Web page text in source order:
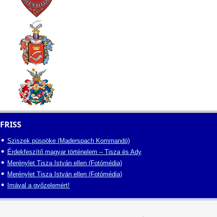
FRISS
Sziszek püspöke (Maderspach Kommandó)
Érdekfeszítő magyar történelem – Tisza és Ady
Merénylet Tisza István ellen (Fotómédia)
Merénylet Tisza István ellen (Fotómédia)
Imával a győzelemért!